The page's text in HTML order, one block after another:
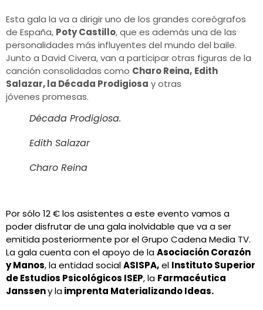
Esta gala la va a dirigir uno de los grandes coreógrafos
de España, Poty Castillo, que es además una de las
personalidades más influyentes del mundo del baile.
Junto a David Civera, van a participar otras figuras de la
canción consolidadas como Charo Reina, Edith
Salazar, la Década Prodigiosa y otras
jóvenes promesas.
Década Prodigiosa.
Edith Salazar
Charo Reina
Por sólo 12 € los asistentes a este evento vamos a
poder disfrutar de una gala inolvidable que va a ser
emitida posteriormente por el Grupo Cadena Media TV.
La gala cuenta con el apoyo de laAsociación Corazón
y Manos, la entidad socialASISPA,el Instituto Superior
de Estudios Psicológicos ISEP, la Farmacéutica
Jansseny laimprenta Materializando Ideas.